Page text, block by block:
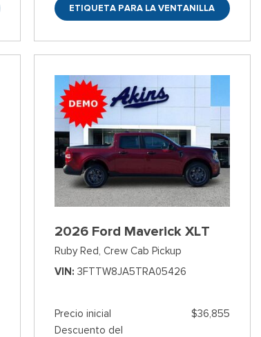
ETIQUETA PARA LA VENTANILLA
2026 Ford Maverick XLT
Ruby Red, Crew Cab Pickup
VIN 3FTTW8JA5TRA05426
Precio inicial
$36,855
Descuento del